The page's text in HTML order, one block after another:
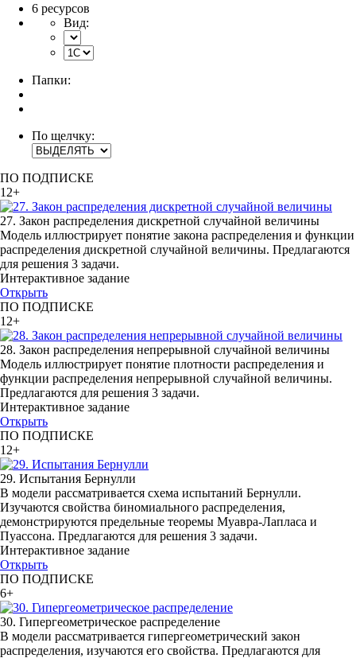
6 ресурсов
Вид:
Папки:
По щелчку:
ПО ПОДПИСКЕ
12+
27. Закон распределения дискретной случайной величины
Модель иллюстрирует понятие закона распределения и функции
распределения дискретной случайной величины. Предлагаются
для решения 3 задачи.
Интерактивное задание
Открыть
ПО ПОДПИСКЕ
12+
28. Закон распределения непрерывной случайной величины
Модель иллюстрирует понятие плотности распределения и
функции распределения непрерывной случайной величины.
Предлагаются для решения 3 задачи.
Интерактивное задание
Открыть
ПО ПОДПИСКЕ
12+
29. Испытания Бернулли
В модели рассматривается схема испытаний Бернулли.
Изучаются свойства биномиального распределения,
демонстрируются предельные теоремы Муавра-Лапласа и
Пуассона. Предлагаются для решения 3 задачи.
Интерактивное задание
Открыть
ПО ПОДПИСКЕ
6+
30. Гипергеометрическое распределение
В модели рассматривается гипергеометрический закон
распределения, изучаются его свойства. Предлагаются для